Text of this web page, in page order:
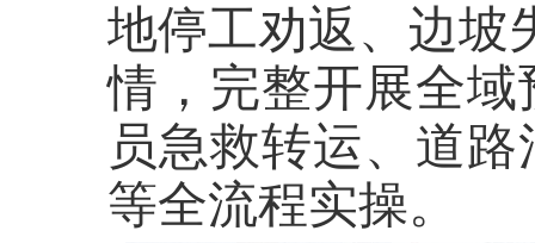
地停工劝返、边坡
情，完整开展全
员急救转运、道
等全流程实操。